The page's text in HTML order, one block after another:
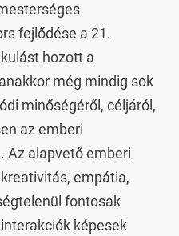
fejlődése a 21.
hozott a
még mindig sok
minőségéről, céljáról,
az emberi
Az alapvető emberi
empátia,
fontosak
képesek